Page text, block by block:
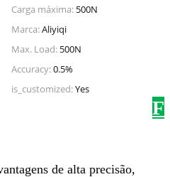
Carga máxima: 500N
Marca:Aliyiqi
Max. Load: 500N
Accuracy:0.5%
is_customized:Yes
F
de alta precisão,